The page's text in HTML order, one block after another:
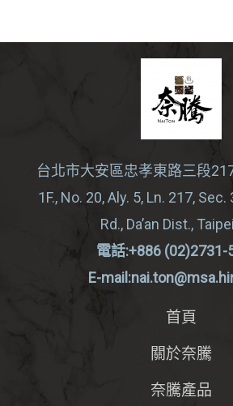
台北市大安區忠孝東路三段
1F., No. 20, Aly. 5, Ln. 217,
Rd., Da’an Dist.,
電話:+886 (02)2731-
E-
首頁
關於奈騰
奈騰產品